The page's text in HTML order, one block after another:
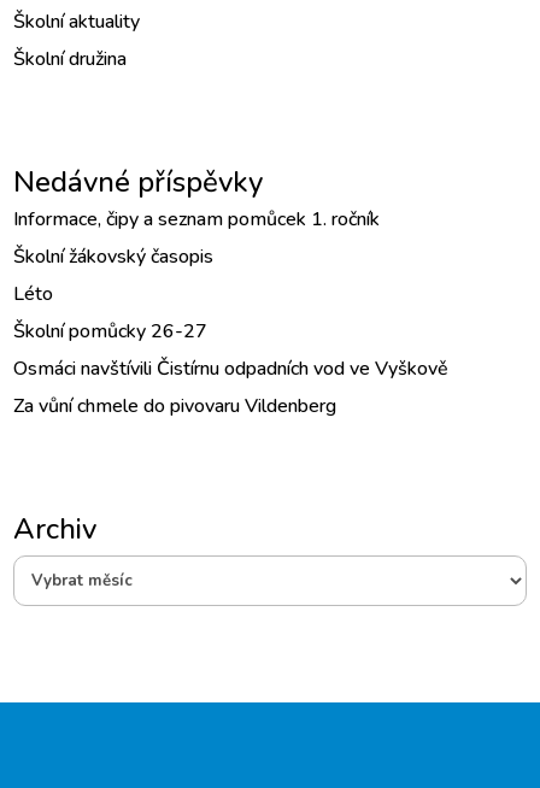
Školní aktuality
Školní družina
Nedávné příspěvky
Informace, čipy a seznam pomůcek 1. ročník
Školní žákovský časopis
Léto
Školní pomůcky 26-27
Osmáci navštívili Čistírnu odpadních vod ve Vyškově
Za vůní chmele do pivovaru Vildenberg
ArchivArchiv